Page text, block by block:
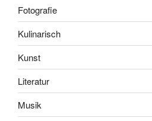
Fotografie
Kulinarisch
Kunst
Literatur
Musik